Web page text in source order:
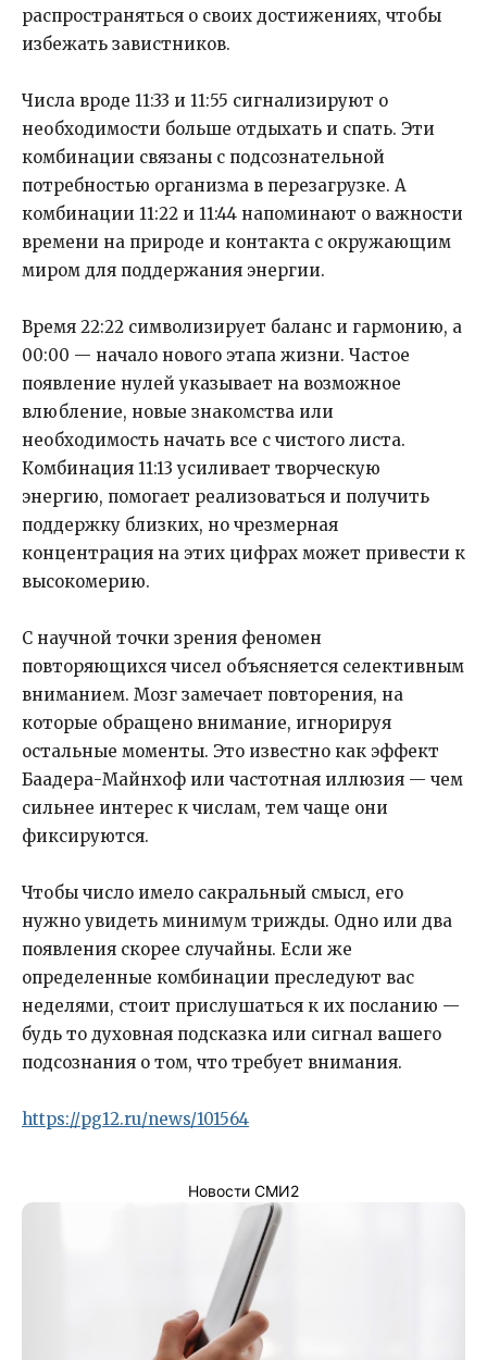
распространяться о своих достижениях, чтобы
избежать завистников.
Числа вроде 11:33 и 11:55 сигнализируют о
необходимости больше отдыхать и спать. Эти
комбинации связаны с подсознательной
потребностью организма в перезагрузке. А
комбинации 11:22 и 11:44 напоминают о важности
времени на природе и контакта с окружающим
миром для поддержания энергии.
Время 22:22 символизирует баланс и гармонию, а
00:00 — начало нового этапа жизни. Частое
появление нулей указывает на возможное
влюбление, новые знакомства или
необходимость начать все с чистого листа.
Комбинация 11:13 усиливает творческую
энергию, помогает реализоваться и получить
поддержку близких, но чрезмерная
концентрация на этих цифрах может привести к
высокомерию.
С научной точки зрения феномен
повторяющихся чисел объясняется селективным
вниманием. Мозг замечает повторения, на
которые обращено внимание, игнорируя
остальные моменты. Это известно как эффект
Баадера-Майнхоф или частотная иллюзия — чем
сильнее интерес к числам, тем чаще они
фиксируются.
Чтобы число имело сакральный смысл, его
нужно увидеть минимум трижды. Одно или два
появления скорее случайны. Если же
определенные комбинации преследуют вас
неделями, стоит прислушаться к их посланию —
будь то духовная подсказка или сигнал вашего
подсознания о том, что требует внимания.
https://pg12.ru/news/101564
Новости СМИ2